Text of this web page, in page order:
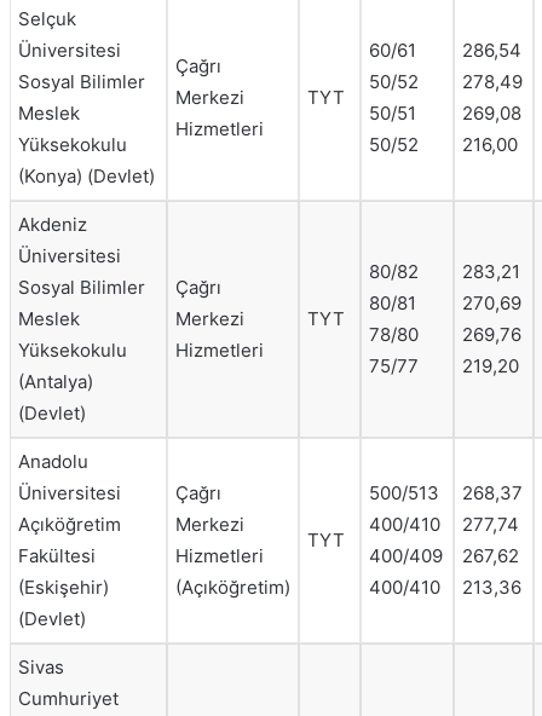
Selçuk
Üniversitesi
Sosyal Bilimler
Meslek
Yüksekokulu
(Konya) (Devlet)
Çağrı
Merkezi
Hizmetleri
TYT
60/61
50/52
50/51
50/52
286,54
278,49
269,08
216,00
Akdeniz
Üniversitesi
Sosyal Bilimler
Meslek
Yüksekokulu
(Antalya)
(Devlet)
Çağrı
Merkezi
Hizmetleri
TYT
80/82
80/81
78/80
75/77
283,21
270,69
269,76
219,20
Anadolu
Üniversitesi
Açıköğretim
Fakültesi
(Eskişehir)
(Devlet)
Çağrı
Merkezi
Hizmetleri
(Açıköğretim)
TYT
500/513
400/410
400/409
400/410
268,37
277,74
267,62
213,36
Sivas
Cumhuriyet